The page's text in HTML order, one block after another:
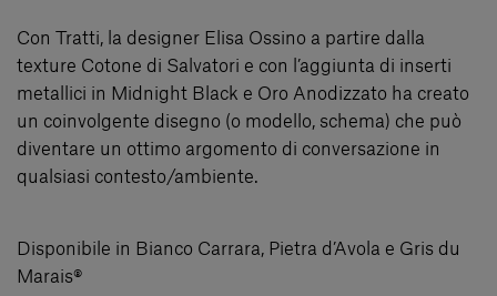
Con Tratti, la designer Elisa Ossino a partire dalla
texture Cotone di Salvatori e con l’aggiunta di inserti
metallici in Midnight Black e Oro Anodizzato ha creato
un coinvolgente disegno (o modello, schema) che può
diventare un ottimo argomento di conversazione in
qualsiasi contesto/ambiente.
Disponibile in Bianco Carrara, Pietra d’Avola e Gris du
Marais®